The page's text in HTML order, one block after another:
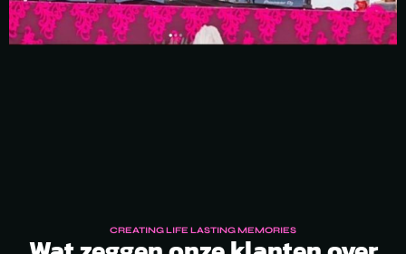
CREATING LIFE LASTING MEMORIES